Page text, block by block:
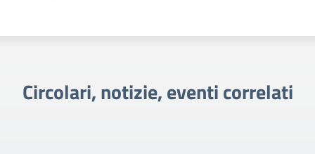
Circolari, notizie, eventi correlati